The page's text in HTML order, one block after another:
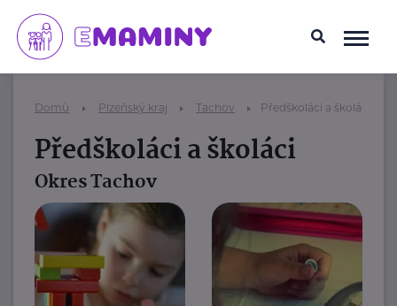
Domů Plzeňský kraj Tachov Předškoláci a školáci
Předškoláci a školáci
Okres Tachov